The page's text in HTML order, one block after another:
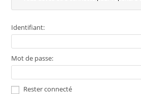
Identifiant:
Mot de passe:
Rester connecté